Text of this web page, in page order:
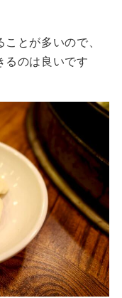
とが多いので、
るのは良いです